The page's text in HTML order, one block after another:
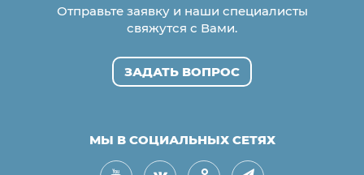
Отправьте заявку и наши специалисты
свяжутся с Вами.
ЗАДАТЬ ВОПРОС
МЫ В СОЦИАЛЬНЫХ СЕТЯХ